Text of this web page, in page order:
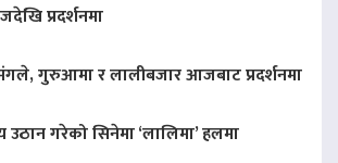
प्रदर्शनमा
गुरुआमा र लालीबजार आजबाट प्रदर्शनमा
उठान गरेको सिनेमा ‘लालिमा’ हलमा